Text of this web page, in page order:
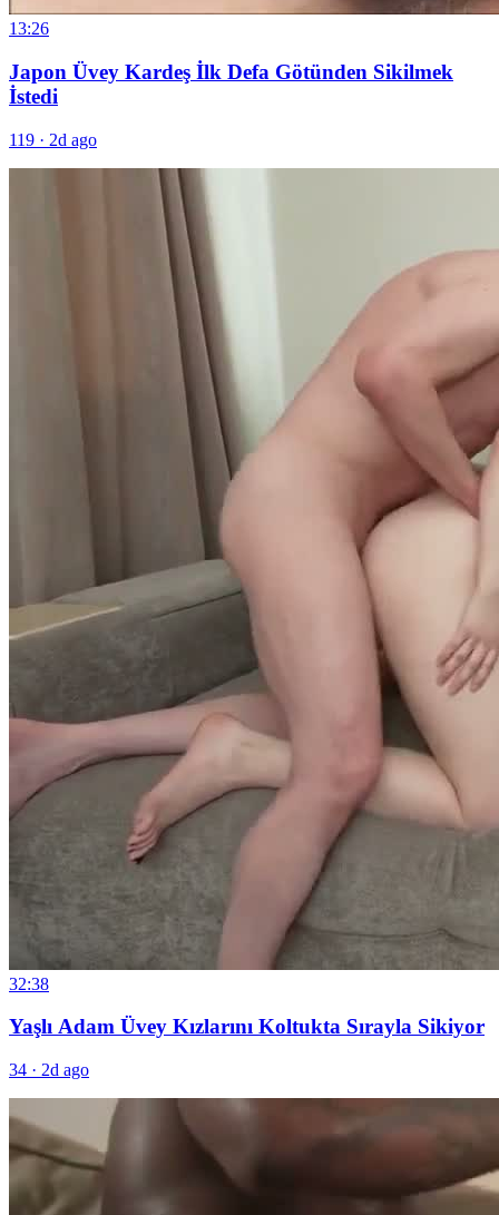
13:26
Japon Üvey Kardeş İlk Defa Götünden Sikilmek
İstedi
119 · 2d ago
32:38
Yaşlı Adam Üvey Kızlarını Koltukta Sırayla Sikiyor
34 · 2d ago